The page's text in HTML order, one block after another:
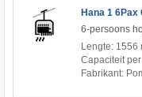
Hana 1 6Pax
6-persoons
Lengte: 1556
Capaciteit
Fabrikant: